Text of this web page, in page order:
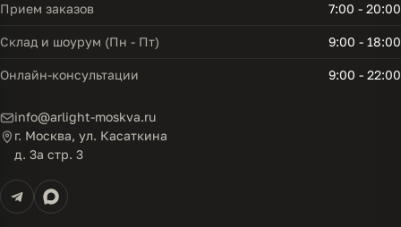
Прием заказов 7:00 - 20:00
Склад и шоурум (Пн - Пт) 9:00 - 18:00
Онлайн-консультации 9:00 - 22:00
info@arlight-moskva.ru
г. Москва, ул. Касаткина
д. 3а стр. 3